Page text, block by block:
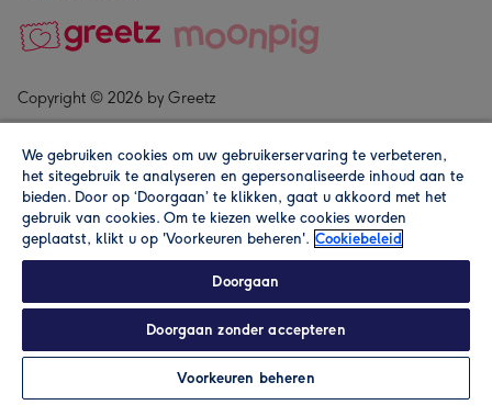
Personaliseren
Copyright © 2026 by Greetz
Alle prijzen zijn inclusief btw en andere heffingen. Lees de
We gebruiken cookies om uw gebruikerservaring te verbeteren,
het sitegebruik te analyseren en gepersonaliseerde inhoud aan te
bieden. Door op ‘Doorgaan’ te klikken, gaat u akkoord met het
gebruik van cookies. Om te kiezen welke cookies worden
geplaatst, klikt u op 'Voorkeuren beheren'. Cookiebeleid
Doorgaan
Doorgaan zonder accepteren
Voorkeuren beheren